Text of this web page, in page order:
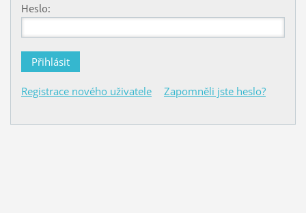
Heslo:
Registrace nového uživatele Zapomněli jste heslo?